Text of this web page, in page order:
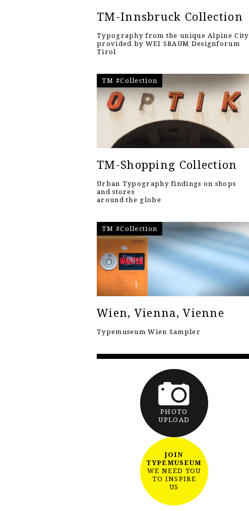
TM-Innsbruck Collection
Typography from the unique Alpine City
provided by WEI SRAUM Designforum
Tirol
TM #Collection
TM-Shopping Collection
Urban Typography findings on shops
and stores
around the globe
TM #Collection
Wien, Vienna, Vienne
Typemuseum Wien Sampler
PHOTO
UPLOAD
JOIN
TYPEMUSEUM
WE NEED YOU
TO INSPIRE
US